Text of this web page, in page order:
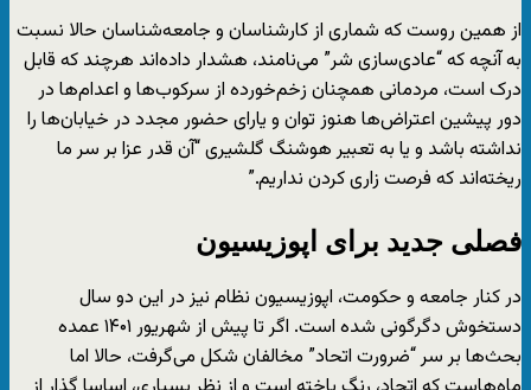
از همین روست که شماری از کارشناسان و جامعه‌شناسان حالا نسبت
به آنچه که “عادی‌سازی شر” می‌نامند، هشدار داده‌اند هرچند که قابل
درک است، مردمانی همچنان زخم‌خورده از سرکوب‌ها و اعدام‌ها در
دور پیشین اعتراض‌ها هنوز توان و یارای حضور مجدد در خیابان‌ها را
نداشته باشد و یا به تعبیر هوشنگ گلشیری “آن قدر عزا بر سر ما
ریخته‌اند که فرصت زاری کردن نداریم.”
فصلی جدید برای اپوزیسیون
در کنار جامعه و حکومت، اپوزیسیون نظام نیز در این دو سال
دستخوش دگرگونی شده است. اگر تا پیش از شهریور ۱۴۰۱ عمده
بحث‌ها بر سر “ضرورت اتحاد” مخالفان شکل می‌گرفت، حالا اما